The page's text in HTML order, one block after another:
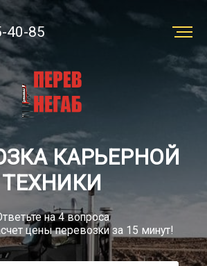
Заказать
перевозку
Грузы
40-85
КАРЬЕРНОЙ
ТЕХНИКИ
на 4 вопроса
цены перевозки за 15 минут!